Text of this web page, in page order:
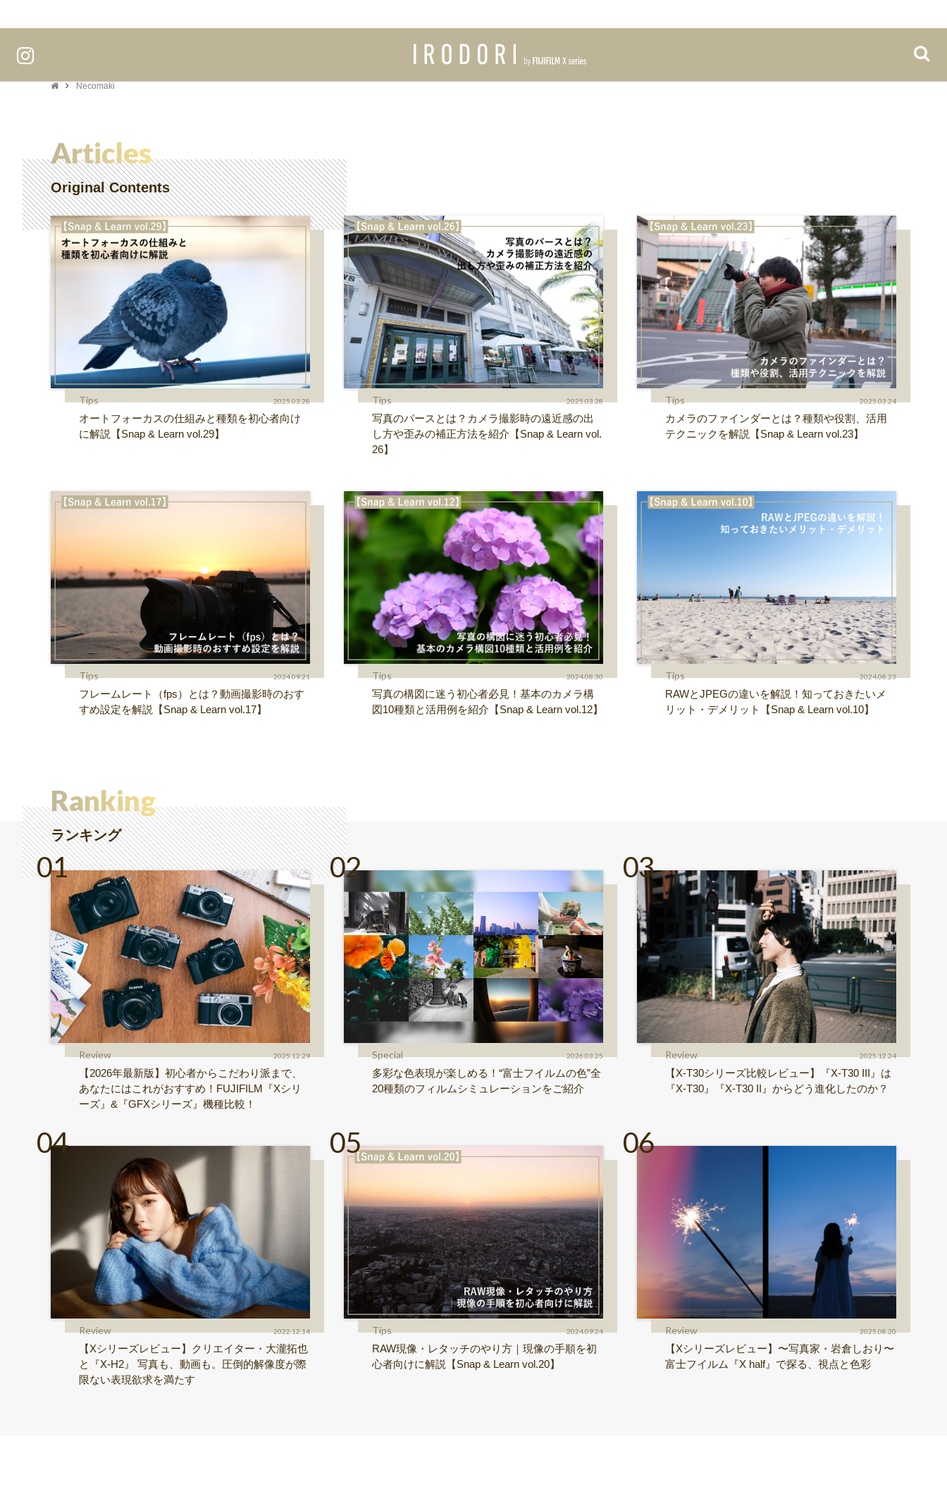
Necomaki
Articles
Original Contents
Tips 2025.03.28
オートフォーカスの仕組みと種類を初心者向け
に解説【Snap & Learn vol.29】
Tips 2025.03.28
写真のパースとは？カメラ撮影時の遠近感の出
し方や歪みの補正方法を紹介【Snap & Learn vol.
26】
Tips 2025.03.24
カメラのファインダーとは？種類や役割、活用
テクニックを解説【Snap & Learn vol.23】
Tips 2024.09.21
フレームレート（fps）とは？動画撮影時のおす
すめ設定を解説【Snap & Learn vol.17】
Tips 2024.08.30
写真の構図に迷う初心者必見！基本のカメラ構
図10種類と活用例を紹介【Snap & Learn vol.12】
Tips 2024.08.23
RAWとJPEGの違いを解説！知っておきたいメ
リット・デメリット【Snap & Learn vol.10】
Ranking
ランキング
Review 2025.12.29
【2026年最新版】初心者からこだわり派まで、
あなたにはこれがおすすめ！FUJIFILM『Xシリ
ーズ』&『GFXシリーズ』機種比較！
Special 2026.03.25
多彩な色表現が楽しめる！“富士フイルムの色”全
20種類のフィルムシミュレーションをご紹介
Review 2025.12.24
【X-T30シリーズ比較レビュー】『X-T30 III』は
『X-T30』『X-T30 II』からどう進化したのか？
Review 2022.12.14
【Xシリーズレビュー】クリエイター・大瀧拓也
と『X-H2』 写真も、動画も。圧倒的解像度が際
限ない表現欲求を満たす
Tips 2024.09.24
RAW現像・レタッチのやり方｜現像の手順を初
心者向けに解説【Snap & Learn vol.20】
Review 2025.08.20
【Xシリーズレビュー】〜写真家・岩倉しおり〜
富士フイルム『X half』で探る、視点と色彩